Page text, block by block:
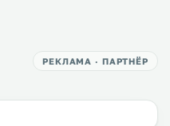
РЕКЛАМА · ПАРТНЁР